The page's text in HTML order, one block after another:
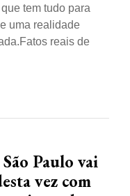
tem tudo para
uma realidade
reais de
Paulo vai
vez com